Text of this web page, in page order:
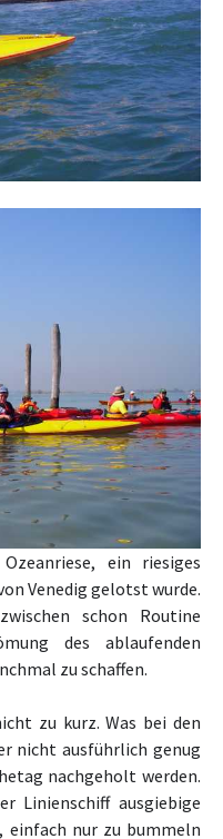
ein riesiges
Venedig gelotst wurde.
schon Routine
des ablaufenden
zu schaffen.
zu kurz. Was bei den
nicht ausführlich genug
nachgeholt werden.
Linienschiff ausgiebige
einfach nur zu bummeln